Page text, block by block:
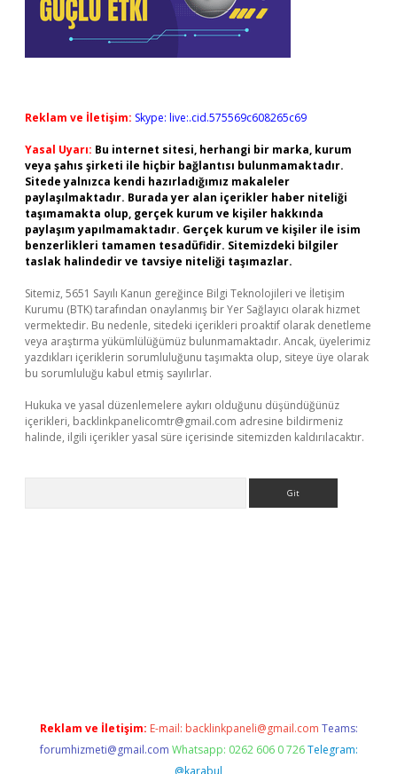
Reklam ve İletişim: Skype: live:.cid.575569c608265c69
Yasal Uyarı: Bu internet sitesi, herhangi bir marka, kurum
veya şahıs şirketi ile hiçbir bağlantısı bulunmamaktadır.
Sitede yalnızca kendi hazırladığımız makaleler
paylaşılmaktadır. Burada yer alan içerikler haber niteliği
taşımamakta olup, gerçek kurum ve kişiler hakkında
paylaşım yapılmamaktadır. Gerçek kurum ve kişiler ile isim
benzerlikleri tamamen tesadüfidir. Sitemizdeki bilgiler
taslak halindedir ve tavsiye niteliği taşımazlar.
Sitemiz, 5651 Sayılı Kanun gereğince Bilgi Teknolojileri ve İletişim
Kurumu (BTK) tarafından onaylanmış bir Yer Sağlayıcı olarak hizmet
vermektedir. Bu nedenle, sitedeki içerikleri proaktif olarak denetleme
veya araştırma yükümlülüğümüz bulunmamaktadır. Ancak, üyelerimiz
yazdıkları içeriklerin sorumluluğunu taşımakta olup, siteye üye olarak
bu sorumluluğu kabul etmiş sayılırlar.
Hukuka ve yasal düzenlemelere aykırı olduğunu düşündüğünüz
içerikleri, backlinkpanelicomtr@gmail.com adresine bildirmeniz
halinde, ilgili içerikler yasal süre içerisinde sitemizden kaldırılacaktır.
Reklam ve İletişim: E-mail: backlinkpaneli@gmail.com Teams:
forumhizmeti@gmail.com Whatsapp: 0262 606 0 726 Telegram:
@karabul